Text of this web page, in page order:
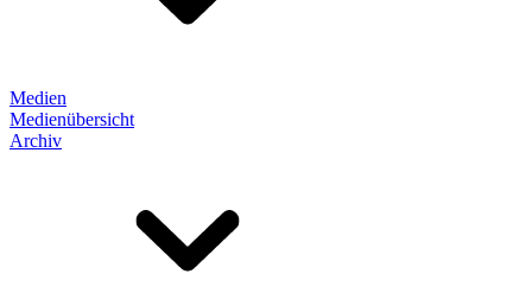
Medien
Medienübersicht
Archiv